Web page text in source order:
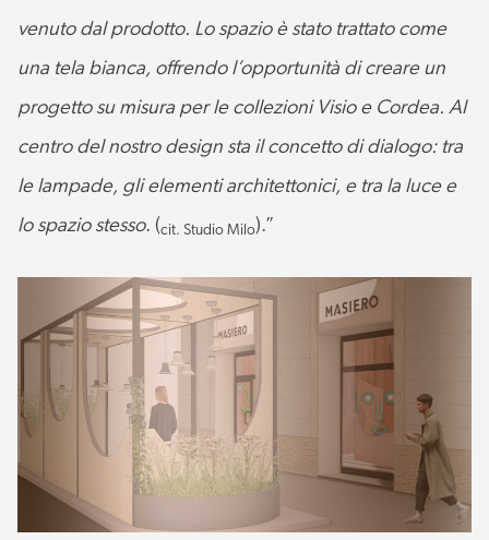
venuto dal prodotto. Lo spazio è stato trattato come
una tela bianca, offrendo l’opportunità di creare un
progetto su misura per le collezioni Visio e Cordea. Al
centro del nostro design sta il concetto di dialogo: tra
le lampade, gli elementi architettonici, e tra la luce e
lo spazio stesso. (cit. Studio Milo).”